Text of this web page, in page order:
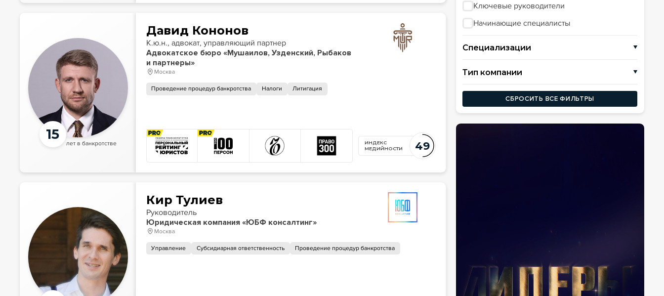
15
лет в банкротстве
Давид Кононов
К.ю.н., адвокат, управляющий партнер
Адвокатское бюро «Мушаилов, Узденский, Рыбаков
и партнеры»
Москва
Проведение процедур банкротства Налоги Литигация
ИНДЕКС
МЕДИЙНОСТИ
49
Кир Тулиев
Руководитель
Юридическая компания «ЮБФ консалтинг»
Москва
Управление Субсидиарная ответственность Проведение процедур банкротства
Ключевые руководители
Начинающие специалисты
Специализации
Корпоративные конфликты
Литигация
Медиация и реструктуризация долгов
Уголовная защита
Просветительская и научная деятельность
Аудит
Слияния и поглощения (M&A)
Тип компании
Юридические компании
СРО АУ
Оценочные компании
Аудиторские компании
Налоговые консультанты
Страховые компании
СБРОСИТЬ ВСЕ ФИЛЬТРЫ